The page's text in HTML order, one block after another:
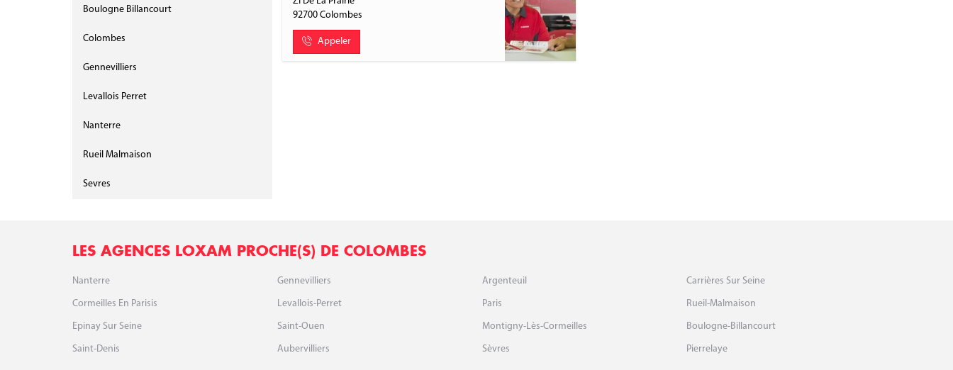
Boulogne Billancourt
Colombes
Gennevilliers
Levallois Perret
Nanterre
Rueil Malmaison
Sevres
92700 Colombes
Appeler
LES AGENCES LOXAM PROCHE(S) DE COLOMBES
Nanterre Gennevilliers Argenteuil Carrières Sur Seine
Cormeilles En Parisis Levallois-Perret Paris Rueil-Malmaison
Epinay Sur Seine Saint-Ouen Montigny-Lès-Cormeilles Boulogne-Billancourt
Saint-Denis Aubervilliers Sèvres Pierrelaye